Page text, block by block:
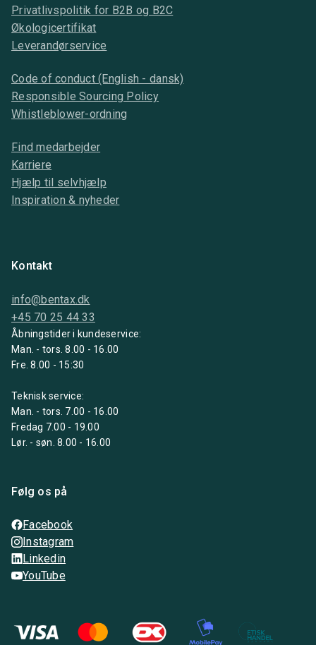
Privatlivspolitik for B2B og B2C
Økologicertifikat
Leverandørservice
Code of conduct (English - dansk)
Responsible Sourcing Policy
Whistleblower-ordning
Find medarbejder
Karriere
Hjælp til selvhjælp
Inspiration & nyheder
Kontakt
info@bentax.dk
+45 70 25 44 33
Åbningstider i kundeservice:
Man. - tors. 8.00 - 16.00
Fre. 8.00 - 15:30
Teknisk service:
Man. - tors. 7.00 - 16.00
Fredag 7.00 - 19.00
Lør. - søn. 8.00 - 16.00
Følg os på
Facebook
Instagram
Linkedin
YouTube